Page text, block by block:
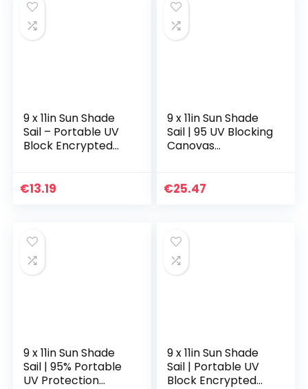
9 x 11in Sun Shade
Sail – Portable UV
Block Encrypted
Shades for Patio
€13.19
9 x 11in Sun Shade
Sail | 95 UV Blocking
Canovas
Carport Patio
€25.47
9 x 11in Sun Shade
Sail | 95% Portable
UV Protection
9 x 11in Sun Shade
Sail | Portable UV
Block Encrypted